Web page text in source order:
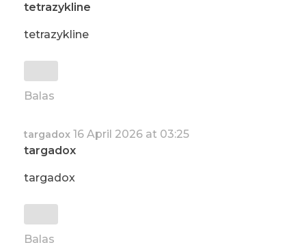
tetrazykline
tetrazykline
Balas
targadox 16 April 2026 at 03:25
targadox
targadox
Balas